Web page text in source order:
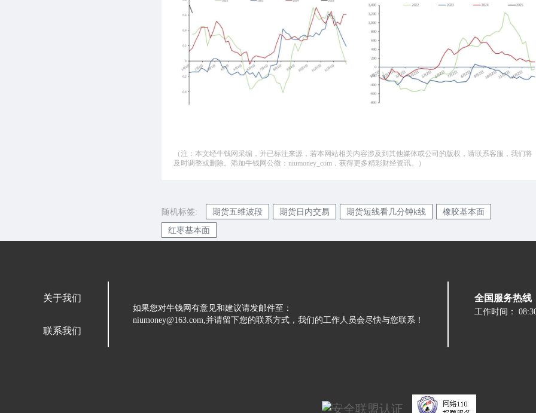
（注：本文经牛钱网采编，并已标注来源，若本网站相关内容涉及到其他媒体或公司的版权，请联系客服，我们将
及时调整或删除。添加牛钱网公微：niumoney_com，获得更多精彩财经资讯。）
随机标签: 期货五维波段 期货日内交易 期货短线看几分钟k线 橡胶基本面
红枣基本面
关于我们
联系我们
如果您对牛钱网有意见和建议请发邮件至：
niumoney@163.com,并请留下您的联系方式，我们的工作人员会尽快与您联系！
全国服务热线
工作时间：